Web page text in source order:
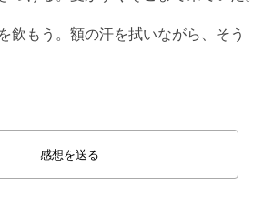
飲もう。額の汗を拭いながら、そう
感想を送る